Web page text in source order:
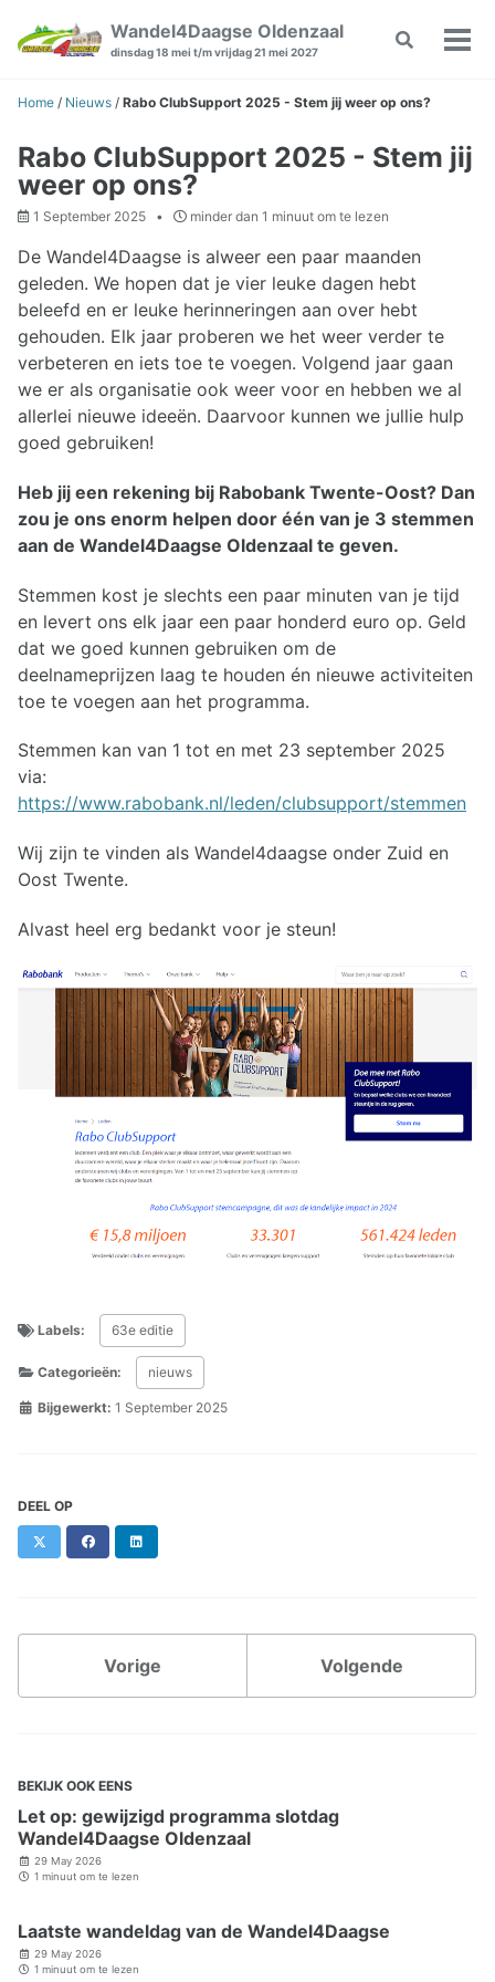
navigation
Wandel4Daagse Oldenzaal
dinsdag 18 mei t/m vrijdag 21 mei 2027
Toggle
Home / Nieuws / Rabo ClubSupport 2025 - Stem jij weer op ons?
Rabo ClubSupport 2025 - Stem jij
weer op ons?
1 September 2025 minder dan 1 minuut om te lezen
De Wandel4Daagse is alweer een paar maanden
geleden. We hopen dat je vier leuke dagen hebt
beleefd en er leuke herinneringen aan over hebt
gehouden. Elk jaar proberen we het weer verder te
verbeteren en iets toe te voegen. Volgend jaar gaan
we er als organisatie ook weer voor en hebben we al
allerlei nieuwe ideeën. Daarvoor kunnen we jullie hulp
goed gebruiken!
Heb jij een rekening bij Rabobank Twente-Oost? Dan
zou je ons enorm helpen door één van je 3 stemmen
aan de Wandel4Daagse Oldenzaal te geven.
Stemmen kost je slechts een paar minuten van je tijd
en levert ons elk jaar een paar honderd euro op. Geld
dat we goed kunnen gebruiken om de
deelnameprijzen laag te houden én nieuwe activiteiten
toe te voegen aan het programma.
Stemmen kan van 1 tot en met 23 september 2025
via:
https://www.rabobank.nl/leden/clubsupport/stemmen
Wij zijn te vinden als Wandel4daagse onder Zuid en
Oost Twente.
Alvast heel erg bedankt voor je steun!
Labels: 63e editie
Categorieën: nieuws
Bijgewerkt: 1 September 2025
DEEL OP
Facebook
Vorige Volgende
BEKIJK OOK EENS
Let op: gewijzigd programma slotdag
Wandel4Daagse Oldenzaal
29 May 2026
1 minuut om te lezen
Laatste wandeldag van de Wandel4Daagse
29 May 2026
1 minuut om te lezen